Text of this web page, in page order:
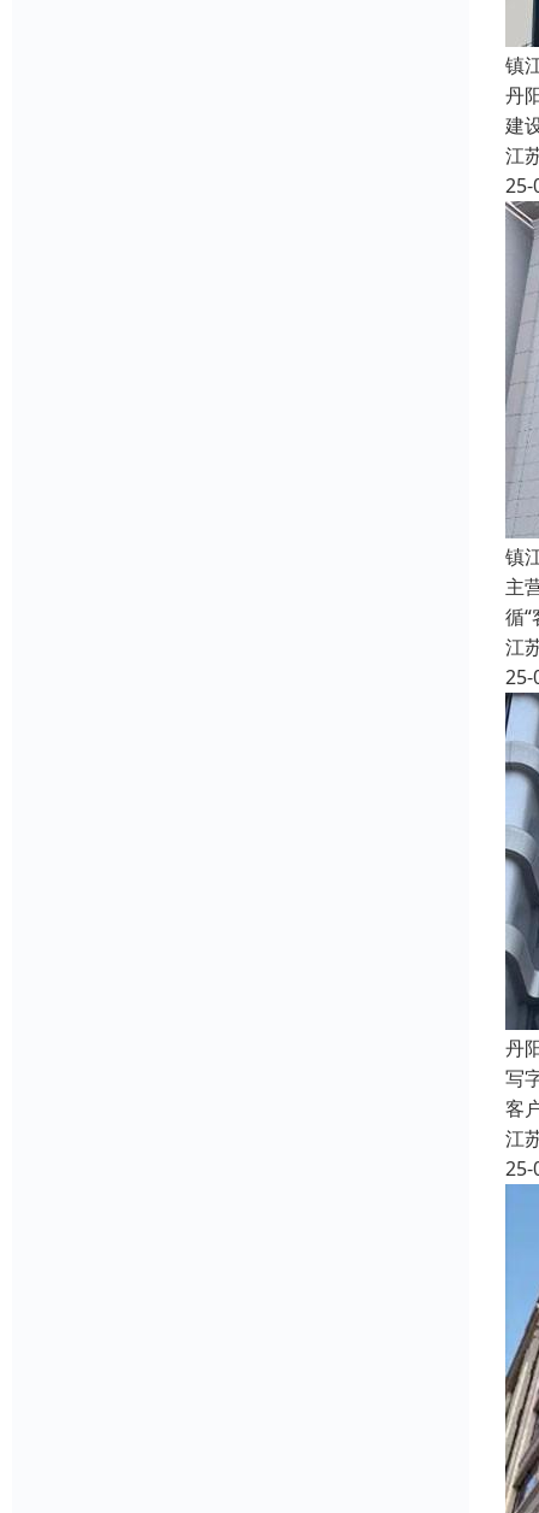
镇
丹
建
江
25-
镇
主
循
江
25-
丹
写
客
江
25-